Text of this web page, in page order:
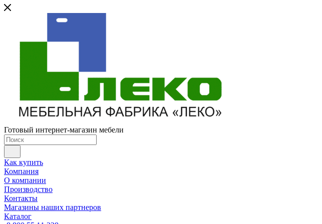
Готовый интернет-магазин мебели
Как купить
Компания
О компании
Производство
Контакты
Магазины наших партнеров
Каталог